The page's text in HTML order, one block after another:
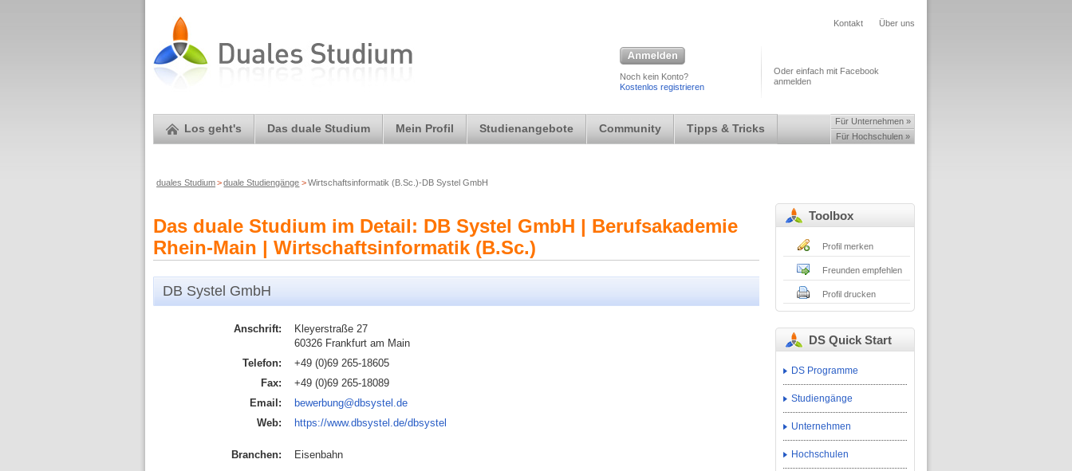
Kontakt Über uns
Noch kein Konto?
Kostenlos registrieren
Oder einfach mit Facebook
anmelden
Los geht's Das duale Studium Mein Profil Studienangebote Community Tipps & Tricks
Für Unternehmen »
Für Hochschulen »
duales Studium> duale Studiengänge >Wirtschaftsinformatik (B.Sc.)-DB Systel GmbH
Das duale Studium im Detail: DB Systel GmbH | Berufsakademie
Rhein-Main | Wirtschaftsinformatik (B.Sc.)
DB Systel GmbH
Anschrift:
Kleyerstraße 27
60326 Frankfurt am Main
Telefon:
+49 (0)69 265-18605
Fax:
+49 (0)69 265-18089
Email:
bewerbung@dbsystel.de
Web:
https://www.dbsystel.de/dbsystel
Branchen: Eisenbahn
Toolbox
Profil merken
Freunden empfehlen
Profil drucken
DS Quick Start
DS Programme
Studiengänge
Unternehmen
Hochschulen